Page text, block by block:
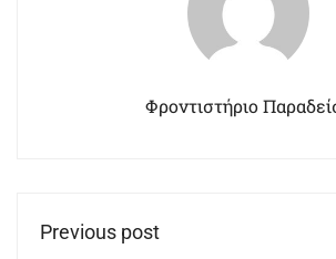
Φροντιστήριο
Previous post